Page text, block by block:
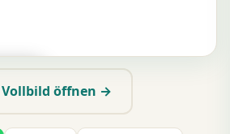
öffnen →